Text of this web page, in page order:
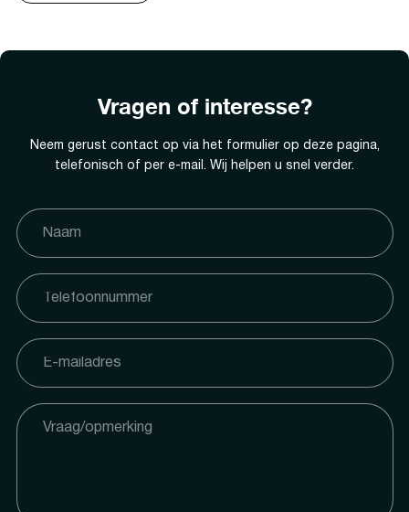
Vragen of interesse?
Neem gerust contact op via het formulier op deze pagina,
telefonisch of per e-mail. Wij helpen u snel verder.